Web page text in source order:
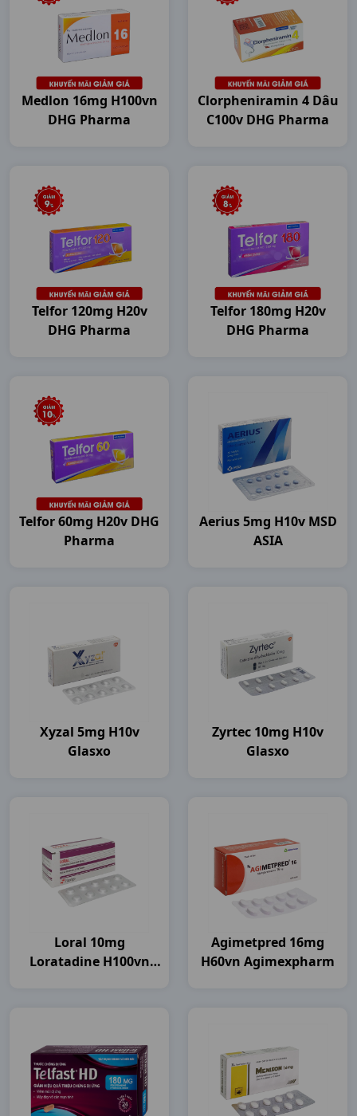
Medlon 16mg H100vn
DHG Pharma
Clorpheniramin 4 Dâu
C100v DHG Pharma
Telfor 120mg H20v
DHG Pharma
Telfor 180mg H20v
DHG Pharma
Telfor 60mg H20v DHG
Pharma
Aerius 5mg H10v MSD
ASIA
Xyzal 5mg H10v
Glasxo
Zyrtec 10mg H10v
Glasxo
Loral 10mg
Loratadine H100vn
Agimetpred 16mg
H60vn Agimexpharm